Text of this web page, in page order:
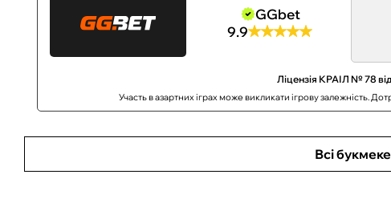
GGbet
9.9
Ліцензія КРАІЛ № 78
Участь в азартних іграх може викликати ігрову залежність.
Всі